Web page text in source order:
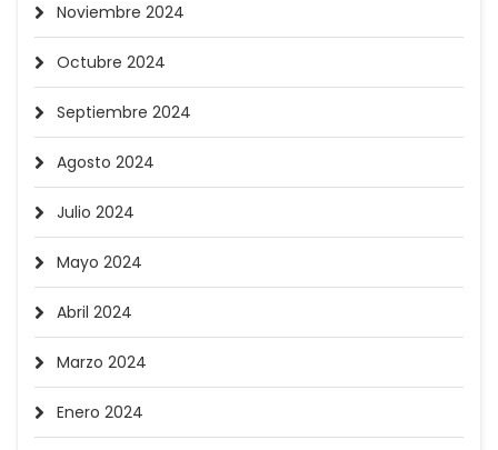
Noviembre 2024
Octubre 2024
Septiembre 2024
Agosto 2024
Julio 2024
Mayo 2024
Abril 2024
Marzo 2024
Enero 2024